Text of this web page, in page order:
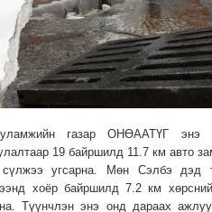
газар ОНӨААТҮГ энэ
19 байршилд 11.7 км авто
угсарна. Мөн Сэлбэ дэд
хоёр байршилд 7.2 км
Түүнчлэн энэ онд дараах